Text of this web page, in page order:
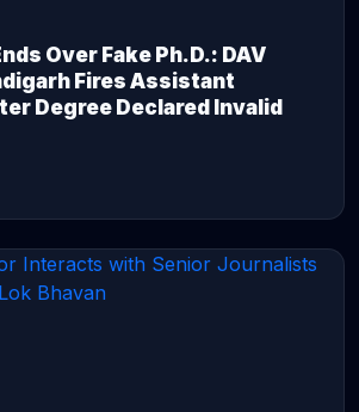
Over Fake Ph.D.: DAV
Fires Assistant
Degree Declared Invalid